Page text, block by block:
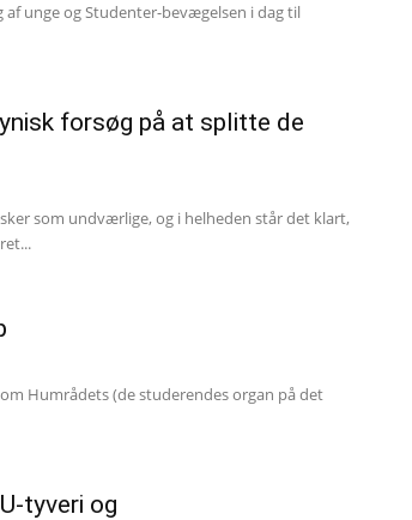
unge og Studenter-bevægelsen i dag til
forsøg på at splitte de
som undværlige, og i helheden står det klart,
Humrådets (de studerendes organ på det
tyveri og